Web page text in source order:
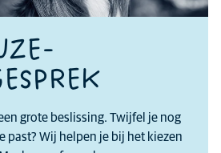
grote beslissing. Twijfel je nog
past? Wij helpen je bij het kiezen